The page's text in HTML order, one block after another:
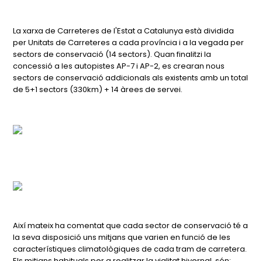
La xarxa de Carreteres de l'Estat a Catalunya està dividida
per Unitats de Carreteres a cada província i a la vegada per
sectors de conservació (14 sectors). Quan finalitzi la
concessió a les autopistes AP-7 i AP-2, es crearan nous
sectors de conservació addicionals als existents amb un total
de 5+1 sectors (330km) + 14 àrees de servei.
Així mateix ha comentat que cada sector de conservació té a
la seva disposició uns mitjans que varien en funció de les
característiques climatològiques de cada tram de carretera.